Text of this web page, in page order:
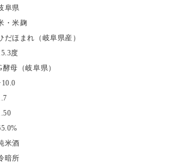
阜県
・米麹
だほまれ（岐阜県産）
度
酵母（岐阜県）
米酒
暗所